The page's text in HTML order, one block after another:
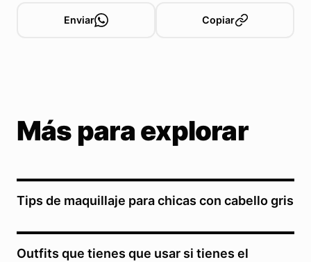
Enviar Copiar
Más para explorar
Tips de maquillaje para chicas con cabello gris
Outfits que tienes que usar si tienes el